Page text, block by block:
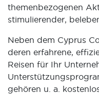
themenbezogenen
stimulierender,
Neben dem Cyprus
deren erfahrene,
Reisen für Ihr
gehören u. a.